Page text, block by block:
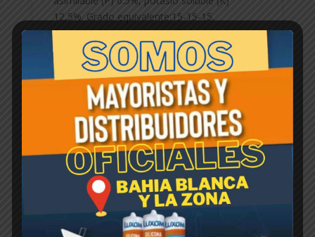
12,5%. Grado equivalente:15-15-15.
Recomendaciones de uso: En los arboles y
arbustos (2 a 4 años) 100gr por planta, (+ de
5 años) 200/250 gr. Aplicarlo 4 veces al año
de forma preventiva antes de cada estación.
En plantas de interior o macetas 1/2
cucharadas de 20 gr de acuerdo al tamaño.
En césped, 50gr cada 60 días,aplicando al
boleo de forma pareja.
Productos relacionados